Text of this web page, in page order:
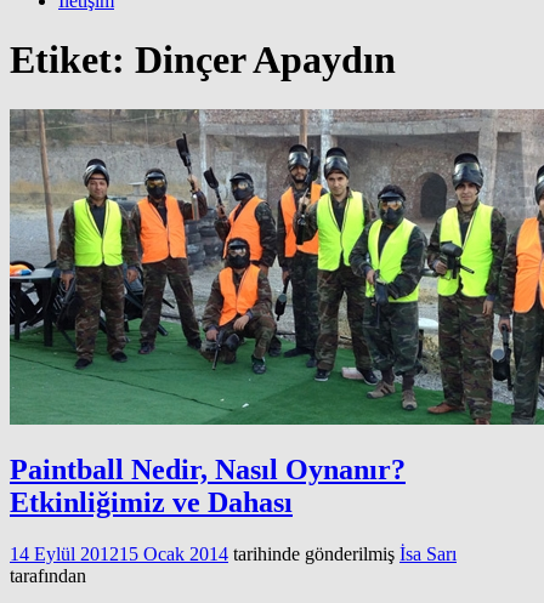
Etiket: Dinçer Apaydın
Paintball Nedir, Nasıl Oynanır?
Etkinliğimiz ve Dahası
14 Eylül 201215 Ocak 2014 tarihinde gönderilmiş İsa Sarı
tarafından